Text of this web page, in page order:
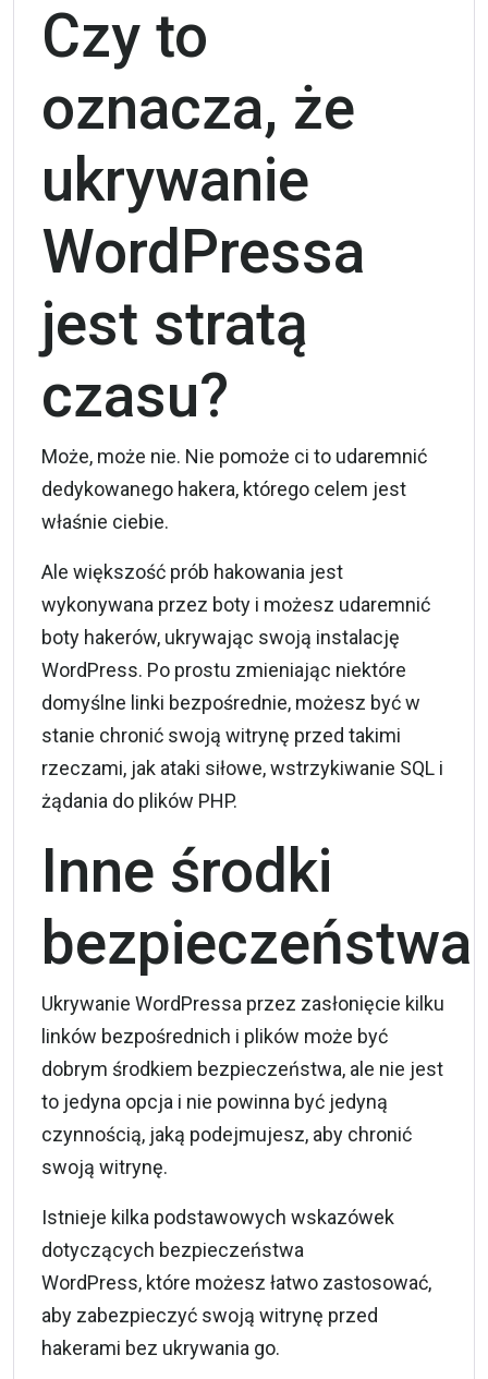
Czy to
oznacza, że ​​
ukrywanie
WordPressa
jest stratą
czasu?
Może, może nie. Nie pomoże ci to udaremnić
dedykowanego hakera, którego celem jest
właśnie ciebie.
Ale większość prób hakowania jest
wykonywana przez boty i możesz udaremnić
boty hakerów, ukrywając swoją instalację
WordPress. Po prostu zmieniając niektóre
domyślne linki bezpośrednie, możesz być w
stanie chronić swoją witrynę przed takimi
rzeczami, jak ataki siłowe, wstrzykiwanie SQL i
żądania do plików PHP.
Inne środki
bezpieczeństwa
Ukrywanie WordPressa przez zasłonięcie kilku
linków bezpośrednich i plików może być
dobrym środkiem bezpieczeństwa, ale nie jest
to jedyna opcja i nie powinna być jedyną
czynnością, jaką podejmujesz, aby chronić
swoją witrynę.
Istnieje kilka podstawowych wskazówek
dotyczących bezpieczeństwa
WordPress, które możesz łatwo zastosować,
aby zabezpieczyć swoją witrynę przed
hakerami bez ukrywania go.